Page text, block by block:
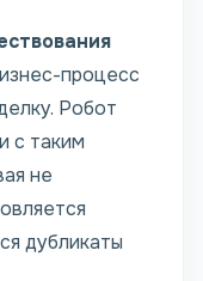
процесс
Робот
с таким
не
дубликаты